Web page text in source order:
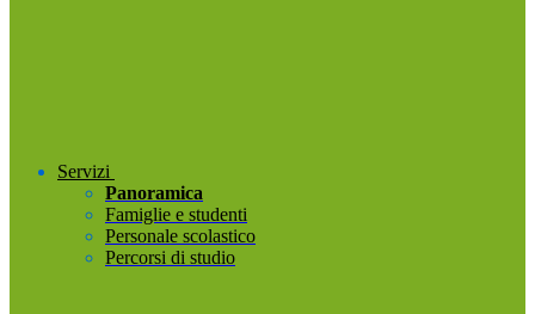
Servizi
Panoramica
Famiglie e studenti
Personale scolastico
Percorsi di studio